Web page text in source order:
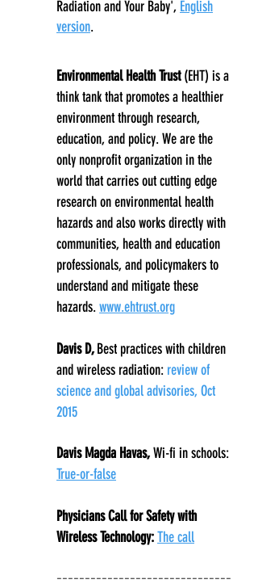
Radiation and Your Baby', English
version.
Environmental Health Trust(EHT) is a
think tank that promotes a healthier
environment through research,
education, and policy. We are the
only nonprofit organization in the
world that carries out cutting edge
research on environmental health
hazards and also works directly with
communities, health and education
professionals, and policymakers to
understand and mitigate these
hazards.www.ehtrust.org
Davis D,Best practices with children
and wireless radiation: review of
science and global advisories, Oct
2015
Davis Magda Havas,Wi-fi in schools:
True-or-false
Physicians Call for Safety with
Wireless Technology:The call
-------------------------------